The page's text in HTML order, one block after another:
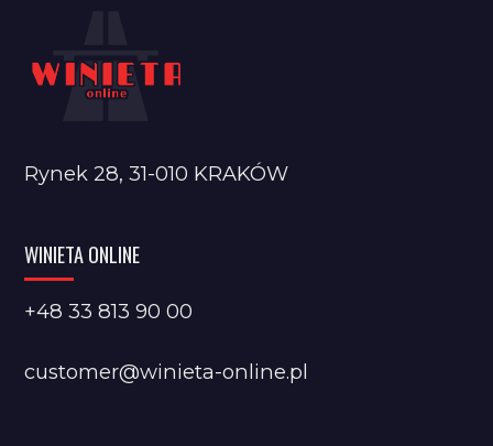
Rynek 28, 31-010 KRAKÓW
WINIETA ONLINE
+48 33 813 90 00
customer@winieta-online.pl